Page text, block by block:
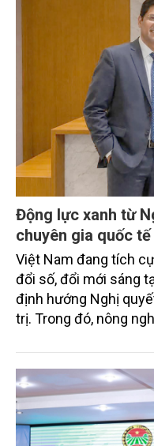
Động lực xanh từ
chuyên gia quốc tế
Việt Nam đang tích
đổi số, đổi mới sáng
định hướng Nghị
trị. Trong đó, nông
sắc bởi các tiến bộ
toàn cầu, đặc biệt là
bằng 0 (Net-Zero) vào